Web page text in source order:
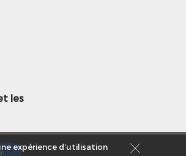
les
expérience d’utilisation